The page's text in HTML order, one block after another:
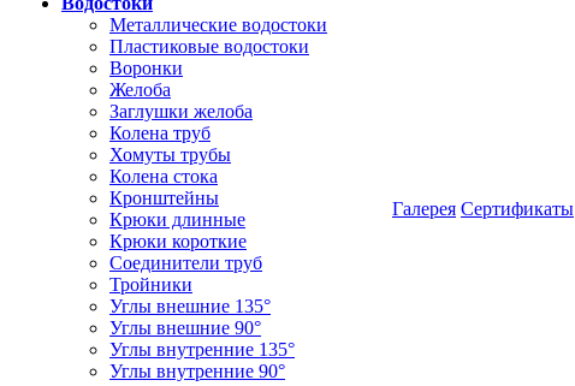
Металлические водостоки
Пластиковые водостоки
Воронки
Желоба
Заглушки желоба
Колена труб
Хомуты трубы
Колена стока
Кронштейны
Крюки длинные
Крюки короткие
Соединители труб
Тройники
Углы внешние 135°
Углы внешние 90°
Углы внутренние 135°
Углы внутренние 90°
Галерея Сертификаты